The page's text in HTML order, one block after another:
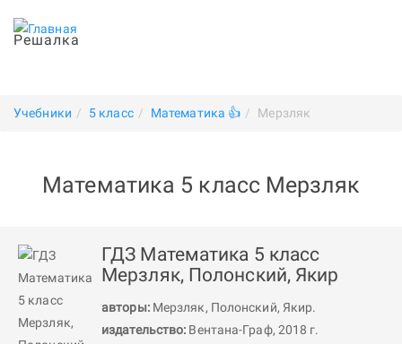
Решалка
Учебники 5 класс Математика 👍 Мерзляк
Математика 5 класс Мерзляк
ГДЗ Математика 5 класс
Мерзляк, Полонский, Якир
авторы: Мерзляк, Полонский, Якир.
издательство: Вентана-Граф, 2018 г.